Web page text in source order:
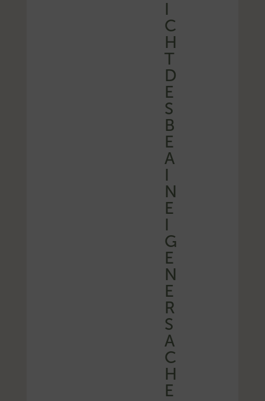
I
C
H
T
D
E
S
B
E
A
I
N
E
I
G
E
N
E
R
S
A
C
H
E